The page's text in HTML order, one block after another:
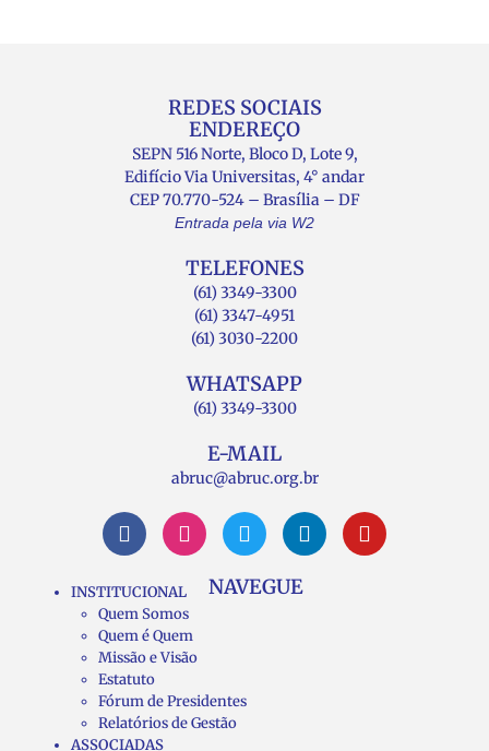
REDES SOCIAIS
ENDEREÇO
SEPN 516 Norte, Bloco D, Lote 9,
Edifício Via Universitas, 4° andar
CEP 70.770-524 – Brasília – DF
Entrada pela via W2
TELEFONES
(61) 3349-3300
(61) 3347-4951
(61) 3030-2200
WHATSAPP
(61) 3349-3300
E-MAIL
abruc@abruc.org.br
NAVEGUE
INSTITUCIONAL
Quem Somos
Quem é Quem
Missão e Visão
Estatuto
Fórum de Presidentes
Relatórios de Gestão
ASSOCIADAS